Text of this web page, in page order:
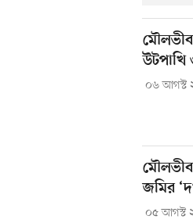
উটপাখি
০৬ আগস্ট
জমির
০৫ আগস্ট